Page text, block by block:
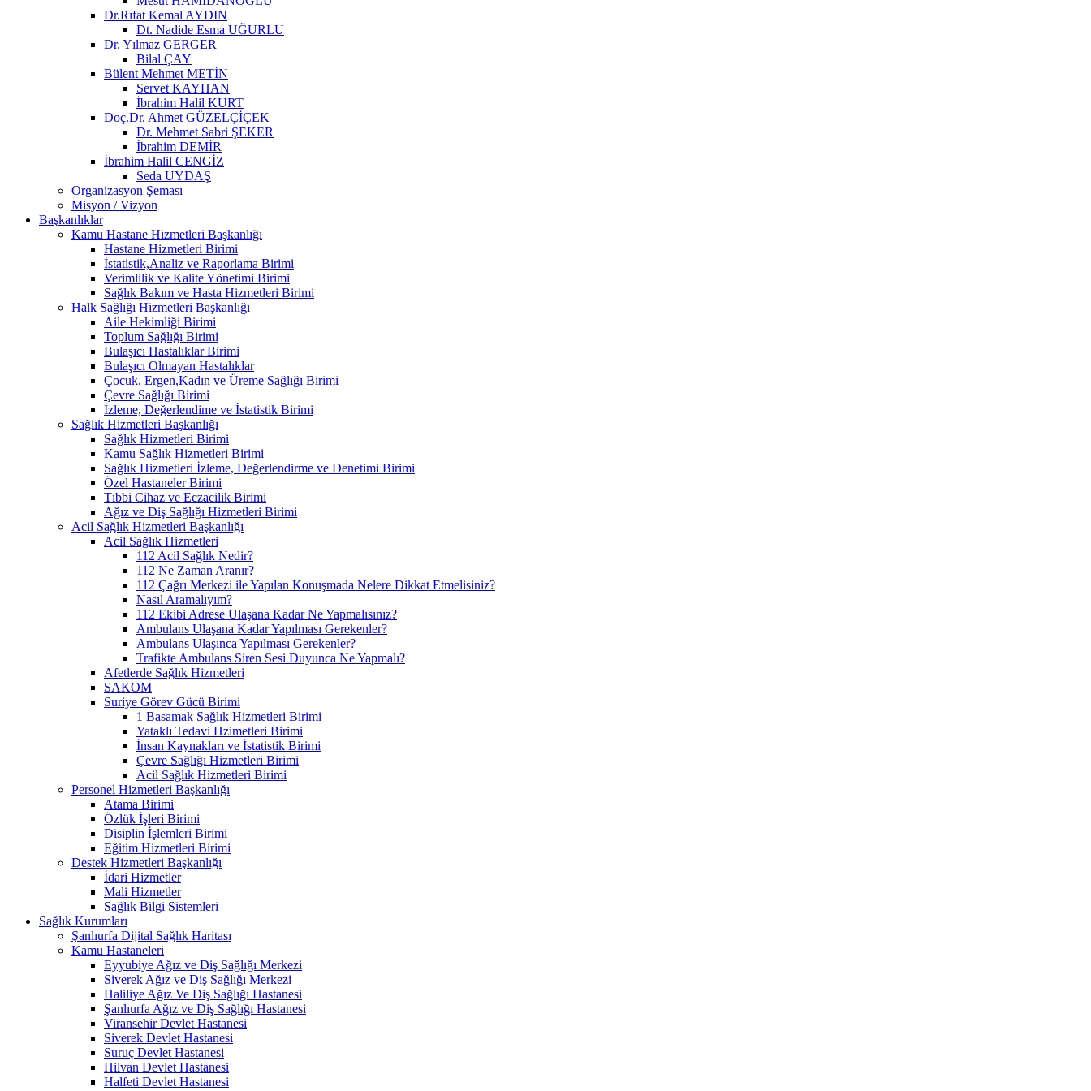
Dr.Rıfat Kemal AYDIN
Dt. Nadide Esma UĞURLU
Dr. Yılmaz GERGER
Bilal ÇAY
Bülent Mehmet METİN
Servet KAYHAN
İbrahim Halil KURT
Doç.Dr. Ahmet GÜZELÇİÇEK
Dr. Mehmet Sabri ŞEKER
İbrahim DEMİR
İbrahim Halil CENGİZ
Seda UYDAŞ
Organizasyon Şeması
Misyon / Vizyon
Başkanlıklar
Kamu Hastane Hizmetleri Başkanlığı
Hastane Hizmetleri Birimi
İstatistik,Analiz ve Raporlama Birimi
Verimlilik ve Kalite Yönetimi Birimi
Sağlık Bakım ve Hasta Hizmetleri Birimi
Halk Sağlığı Hizmetleri Başkanlığı
Aile Hekimliği Birimi
Toplum Sağlığı Birimi
Bulaşıcı Hastalıklar Birimi
Bulaşıcı Olmayan Hastalıklar
Çocuk, Ergen,Kadın ve Üreme Sağlığı Birimi
Çevre Sağlığı Birimi
İzleme, Değerlendime ve İstatistik Birimi
Sağlık Hizmetleri Başkanlığı
Sağlık Hizmetleri Birimi
Kamu Sağlık Hizmetleri Birimi
Sağlık Hizmetleri İzleme, Değerlendirme ve Denetimi Birimi
Özel Hastaneler Birimi
Tıbbi Cihaz ve Eczacilik Birimi
Ağız ve Diş Sağlığı Hizmetleri Birimi
Acil Sağlık Hizmetleri Başkanlığı
Acil Sağlık Hizmetleri
112 Acil Sağlık Nedir?
112 Ne Zaman Aranır?
112 Çağrı Merkezi ile Yapılan Konuşmada Nelere Dikkat Etmelisiniz?
Nasıl Aramalıyım?
112 Ekibi Adrese Ulaşana Kadar Ne Yapmalısınız?
Ambulans Ulaşana Kadar Yapılması Gerekenler?
Ambulans Ulaşınca Yapılması Gerekenler?
Trafikte Ambulans Siren Sesi Duyunca Ne Yapmalı?
Afetlerde Sağlık Hizmetleri
SAKOM
Suriye Görev Gücü Birimi
1 Basamak Sağlık Hizmetleri Birimi
Yataklı Tedavi Hzimetleri Birimi
İnsan Kaynakları ve İstatistik Birimi
Çevre Sağlığı Hizmetleri Birimi
Acil Sağlık Hizmetleri Birimi
Personel Hizmetleri Başkanlığı
Atama Birimi
Özlük İşleri Birimi
Disiplin İşlemleri Birimi
Eğitim Hizmetleri Birimi
Destek Hizmetleri Başkanlığı
İdari Hizmetler
Mali Hizmetler
Sağlık Bilgi Sistemleri
Sağlık Kurumları
Şanlıurfa Dijital Sağlık Haritası
Kamu Hastaneleri
Eyyubiye Ağız ve Diş Sağlığı Merkezi
Siverek Ağız ve Diş Sağlığı Merkezi
Haliliye Ağız Ve Diş Sağlığı Hastanesi
Şanlıurfa Ağız ve Diş Sağlığı Hastanesi
Viransehir Devlet Hastanesi
Siverek Devlet Hastanesi
Suruç Devlet Hastanesi
Hilvan Devlet Hastanesi
Halfeti Devlet Hastanesi